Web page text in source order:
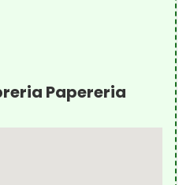
Papereria